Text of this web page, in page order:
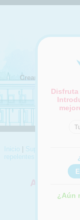
Crear cuenta
¿Aún
Inicio Supermercado
repelentes
Compra